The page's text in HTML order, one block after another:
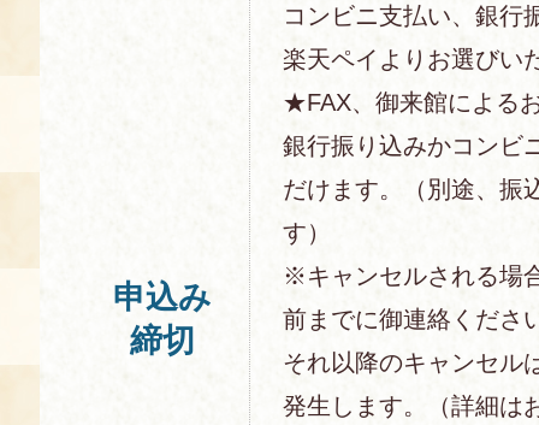
申込み
締切
コンビニ支払い、銀行
楽天ペイよりお選びい
★FAX、御来館による
銀行振り込みかコンビ
だけます。（別途、振
す）
※キャンセルされる場
前までに御連絡くださ
それ以降のキャンセル
発生します。（詳細は